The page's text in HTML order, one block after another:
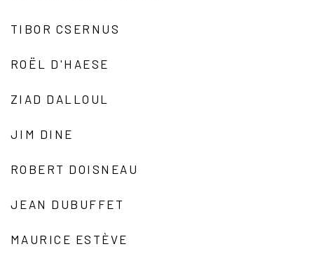
TIBOR CSERNUS
ROËL D'HAESE
ZIAD DALLOUL
JIM DINE
ROBERT DOISNEAU
JEAN DUBUFFET
MAURICE ESTÈVE